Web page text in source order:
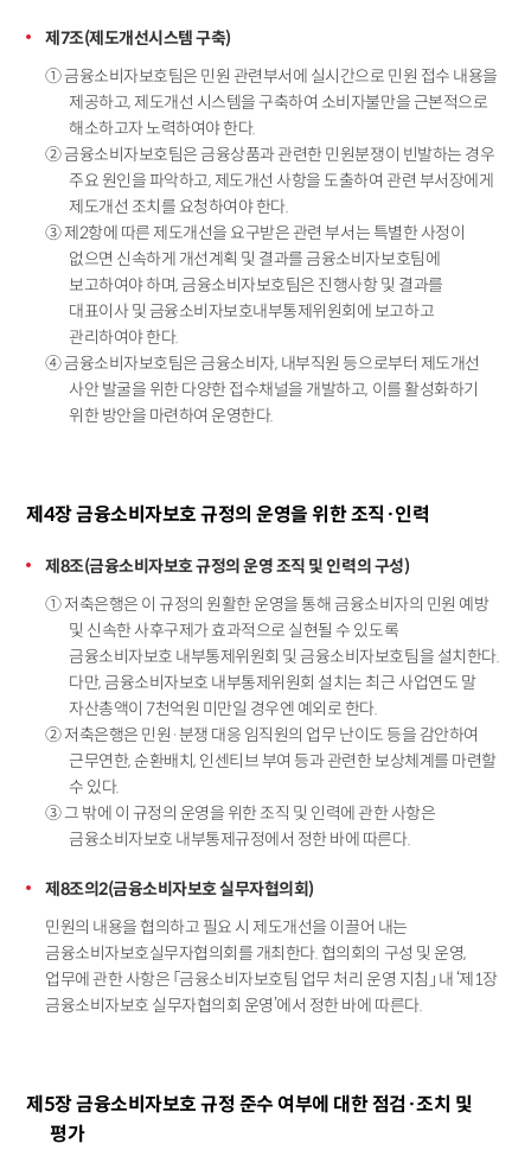
제7조(제도개선시스템 구축)
① 금융소비자보호팀은 민원 관련부서에 실시간으로 민원 접수 내용을
제공하고, 제도개선 시스템을 구축하여 소비자불만을 근본적으로
해소하고자 노력하여야 한다.
② 금융소비자보호팀은 금융상품과 관련한 민원분쟁이 빈발하는 경우
주요 원인을 파악하고, 제도개선 사항을 도출하여 관련 부서장에게
제도개선 조치를 요청하여야 한다.
③ 제2항에 따른 제도개선을 요구받은 관련 부서는 특별한 사정이
없으면 신속하게 개선계획 및 결과를 금융소비자보호팀에
보고하여야 하며, 금융소비자보호팀은 진행사항 및 결과를
대표이사 및 금융소비자보호내부통제위원회에 보고하고
관리하여야 한다.
④ 금융소비자보호팀은 금융소비자, 내부직원 등으로부터 제도개선
사안 발굴을 위한 다양한 접수채널을 개발하고, 이를 활성화하기
위한 방안을 마련하여 운영한다.
제4장 금융소비자보호 규정의 운영을 위한 조직·인력
제8조(금융소비자보호 규정의 운영 조직 및 인력의 구성)
① 저축은행은 이 규정의 원활한 운영을 통해 금융소비자의 민원 예방
및 신속한 사후구제가 효과적으로 실현될 수 있도록
금융소비자보호 내부통제위원회 및 금융소비자보호팀을 설치한다.
다만, 금융소비자보호 내부통제위원회 설치는 최근 사업연도 말
자산총액이 7천억원 미만일 경우엔 예외로 한다.
② 저축은행은 민원·분쟁 대응 임직원의 업무 난이도 등을 감안하여
근무연한, 순환배치, 인센티브 부여 등과 관련한 보상체계를 마련할
수 있다.
③ 그 밖에 이 규정의 운영을 위한 조직 및 인력에 관한 사항은
금융소비자보호 내부통제규정에서 정한 바에 따른다.
제8조의2(금융소비자보호 실무자협의회)
민원의 내용을 협의하고 필요 시 제도개선을 이끌어 내는
금융소비자보호실무자협의회를 개최한다. 협의회의 구성 및 운영,
업무에 관한 사항은 「금융소비자보호팀 업무 처리 운영 지침」 내 ‘제1장
금융소비자보호 실무자협의회 운영’에서 정한 바에 따른다.
제5장 금융소비자보호 규정 준수 여부에 대한 점검·조치 및
평가